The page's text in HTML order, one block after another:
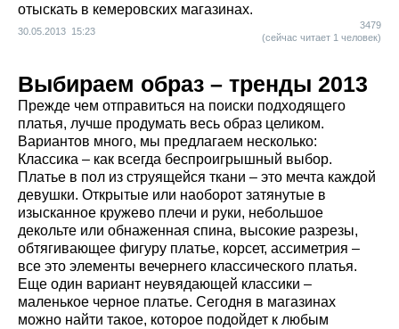
отыскать в кемеровских магазинах.
30.05.2013 15:23
3479
(сейчас читает 1 человек)
Выбираем образ – тренды 2013
Прежде чем отправиться на поиски подходящего
платья, лучше продумать весь образ целиком.
Вариантов много, мы предлагаем несколько:
Классика – как всегда беспроигрышный выбор.
Платье в пол из струящейся ткани – это мечта каждой
девушки. Открытые или наоборот затянутые в
изысканное кружево плечи и руки, небольшое
декольте или обнаженная спина, высокие разрезы,
обтягивающее фигуру платье, корсет, ассиметрия –
все это элементы вечернего классического платья.
Еще один вариант неувядающей классики –
маленькое черное платье. Сегодня в магазинах
можно найти такое, которое подойдет к любым